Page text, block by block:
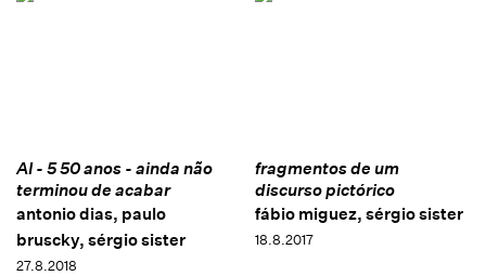
AI - 5 50 anos - ainda não
terminou de acabar
antonio dias, paulo
bruscky, sérgio sister
27.8.2018
fragmentos de um
discurso pictórico
fábio miguez, sérgio sister
18.8.2017